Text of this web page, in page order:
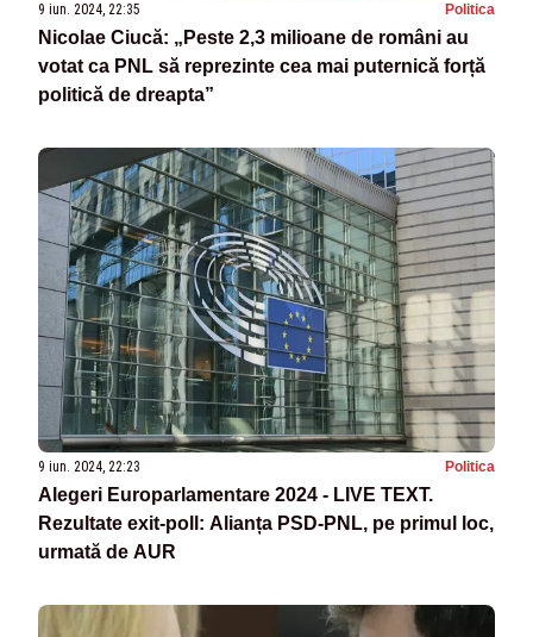
9 iun. 2024, 22:35 Politica
Nicolae Ciucă: „Peste 2,3 milioane de români au
votat ca PNL să reprezinte cea mai puternică forță
politică de dreapta”
9 iun. 2024, 22:23 Politica
Alegeri Europarlamentare 2024 - LIVE TEXT.
Rezultate exit-poll: Alianța PSD-PNL, pe primul loc,
urmată de AUR